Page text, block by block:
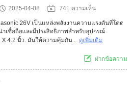
2025-04-08 741 ความเห็น
26V เป็นแหล่งพลังงานความแรงดันที่โดด
าเชื่อถือและมีประสิทธิภาพสําหรับอุปกรณ์
X 4.2 นิ้ว. มันให้ความคุ้มกัน... ดูเพิ่มเติม
ฝากข้อความ